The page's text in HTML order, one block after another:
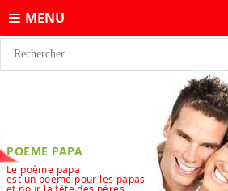
MENU
POEME PAPA
Le poème papa
est un poème pour les papas